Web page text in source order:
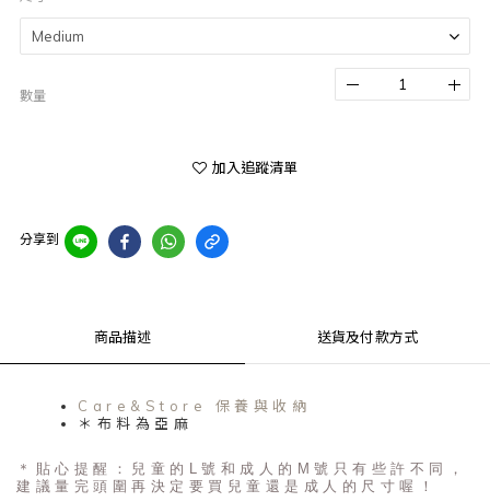
數量
加入追蹤清單
分享到
商品描述 送貨及付款方式
Care&Store 保養與收納
＊布料為亞麻
＊貼心提醒：兒童的L號和成人的M號只有些許不同，
建議量完頭圍再決定要買兒童還是成人的尺寸喔！